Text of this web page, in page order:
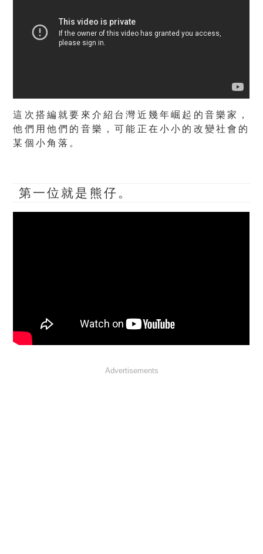
這次搭編就要來介紹台灣近幾年崛起的音樂家，
他們用他們的音樂，可能正在小小的改變社會的
某個小角落。
第一位就是熊仔。
Advertisements